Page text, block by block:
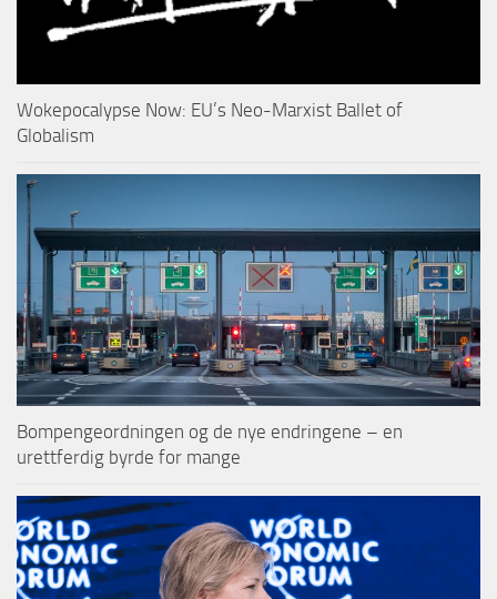
Wokepocalypse Now: EU’s Neo-Marxist Ballet of
Globalism
Bompengeordningen og de nye endringene – en
urettferdig byrde for mange